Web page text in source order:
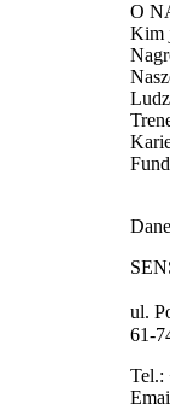
O
Kim
ul.
61-
Tel.: